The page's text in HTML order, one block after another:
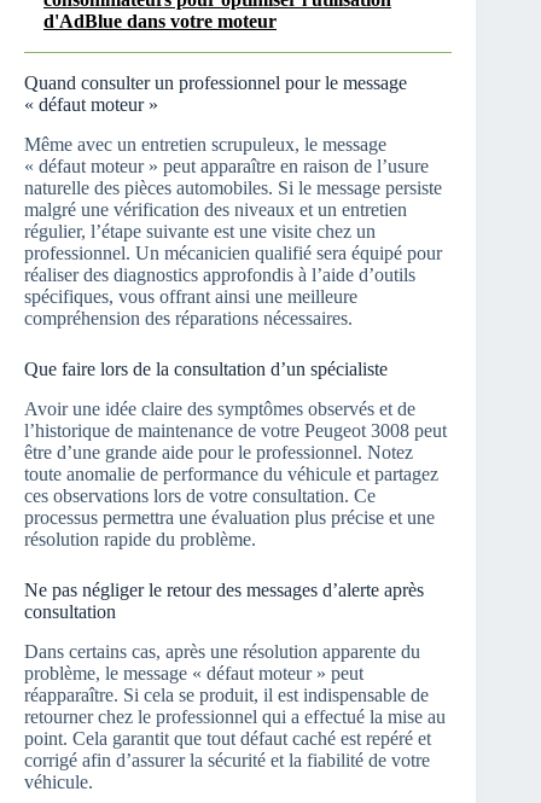
d'AdBlue dans votre moteur
Quand consulter un professionnel pour le message
« défaut moteur »
Même avec un entretien scrupuleux, le message
« défaut moteur » peut apparaître en raison de l’usure
naturelle des pièces automobiles. Si le message persiste
malgré une vérification des niveaux et un entretien
régulier, l’étape suivante est une visite chez un
professionnel. Un mécanicien qualifié sera équipé pour
réaliser des diagnostics approfondis à l’aide d’outils
spécifiques, vous offrant ainsi une meilleure
compréhension des réparations nécessaires.
Que faire lors de la consultation d’un spécialiste
Avoir une idée claire des symptômes observés et de
l’historique de maintenance de votre Peugeot 3008 peut
être d’une grande aide pour le professionnel. Notez
toute anomalie de performance du véhicule et partagez
ces observations lors de votre consultation. Ce
processus permettra une évaluation plus précise et une
résolution rapide du problème.
Ne pas négliger le retour des messages d’alerte après
consultation
Dans certains cas, après une résolution apparente du
problème, le message « défaut moteur » peut
réapparaître. Si cela se produit, il est indispensable de
retourner chez le professionnel qui a effectué la mise au
point. Cela garantit que tout défaut caché est repéré et
corrigé afin d’assurer la sécurité et la fiabilité de votre
véhicule.